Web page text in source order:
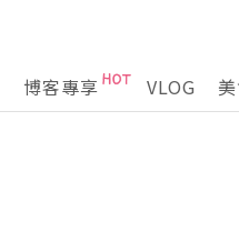
博客專享 VLOG